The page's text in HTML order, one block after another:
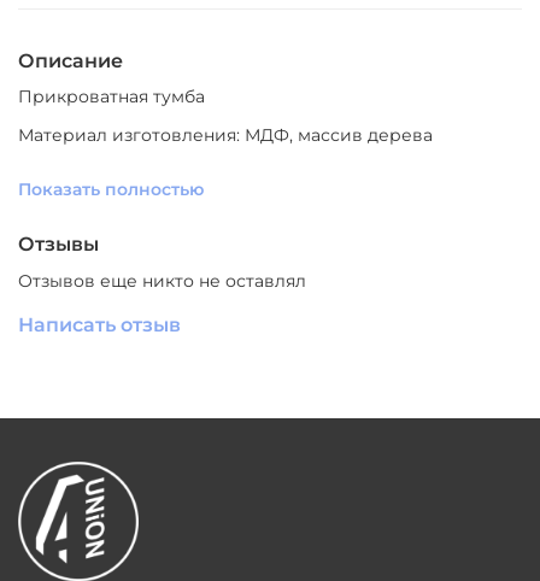
Описание
Прикроватная тумба
Материал изготовления: МДФ, массив дерева
Показать полностью
Отзывы
Отзывов еще никто не оставлял
Написать отзыв